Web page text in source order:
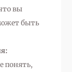
вы
быть
понять,